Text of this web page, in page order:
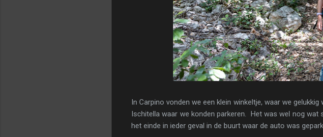
In Carpino vonden we een klein winkeltje, waar we
Ischitella waar we konden parkeren. Het was wel nog
het einde in ieder geval in de buurt waar de auto was